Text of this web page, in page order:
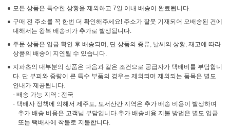
모든 상품은 특수한 상황을 제외하고 7일 이내 배송이 완료됩니다.
구매 전 주소를 꼭 한번 더 확인해주세요! 주소가 잘못 기재되어 오배송된 건에
대해서는 왕복 배송비가 추가로 발생됩니다.
주문 상품은 입금 확인 후 배송되며, 단 상품의 종류, 날씨의 상황, 재고에 따라
상품의 배송이 지연될 수 있습니다.
지파츠의 대부분의 상품은 다음과 같은 조건으로 공급자가 택배비를 부담합니
다. 단 부피와 중량이 큰 특수 부품의 경우는 제외되며 제외되는 품목은 별도
안내가 제공됩니다.
- 배송 가능 지역 : 전국
- 택배사 정책에 의해서 제주도, 도서산간 지역은 추가 배송 비용이 발생하며
추가 배송 비용은 고객님 부담입니다.추가 배송비용 지불 방법은 별도 입금
또는 택배사에 착불로 지불합니다.